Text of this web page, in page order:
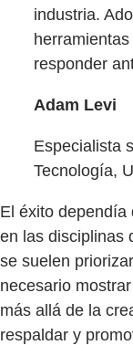
industria.
responder
Adam Levi
Especialista
Tecnología,
El éxito dependía
en las disciplinas
se suelen
necesario
más allá de la
respaldar y